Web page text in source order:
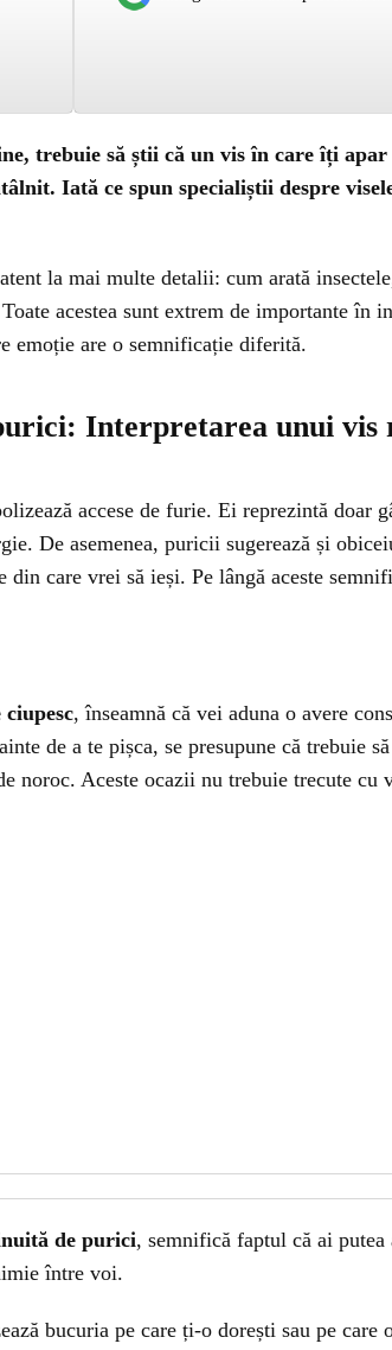
trebuie să știi că un vis în care îți apar
Iată ce spun specialiștii despre
la mai multe detalii: cum arată
acestea sunt extrem de importante în
emoție are o semnificație diferită.
Interpretarea unui vis
accese de furie. Ei reprezintă doar
De asemenea, puricii sugerează și
din care vrei să ieși. Pe lângă aceste
, înseamnă că vei aduna o avere
de a te pișca, se presupune că trebuie
noroc. Aceste ocazii nu trebuie trecute cu
de purici, semnifică faptul că ai putea
între voi.
bucuria pe care ți-o dorești sau pe care